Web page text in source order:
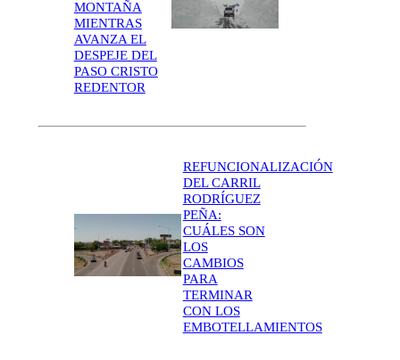
MONTAÑA
MIENTRAS
AVANZA EL
DESPEJE DEL
PASO CRISTO
REDENTOR
REFUNCIONALIZACIÓN
DEL CARRIL
RODRÍGUEZ
PEÑA:
CUÁLES SON
LOS
CAMBIOS
PARA
TERMINAR
CON LOS
EMBOTELLAMIENTOS